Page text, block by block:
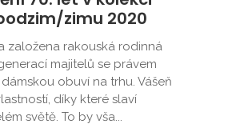
zimu 2020
založena rakouská rodinná
majitelů se právem
obuví na trhu. Vášeň
díky které slaví
světě. To by vša...